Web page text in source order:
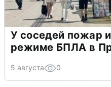
У соседей пожар
режиме БПЛА в
5 августа 0